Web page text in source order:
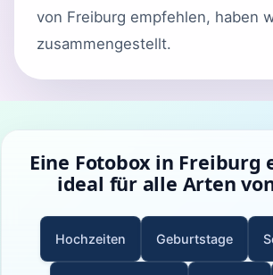
von Freiburg empfehlen, haben
zusammengestellt.
Eine Fotobox in Freiburg
ideal für alle Arten
Hochzeiten Geburtstage